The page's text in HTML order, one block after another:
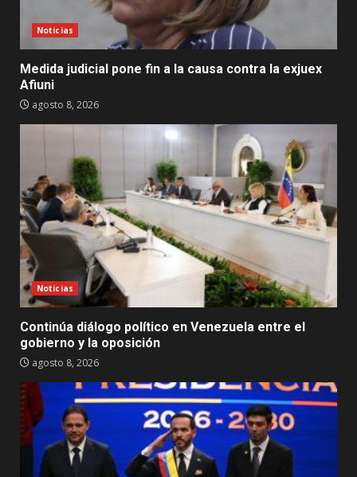
Noticias
Medida judicial pone fin a la causa contra la exjuex
Afiuni
agosto 8, 2026
Noticias
Continúa diálogo político en Venezuela entre el
gobierno y la oposición
agosto 8, 2026